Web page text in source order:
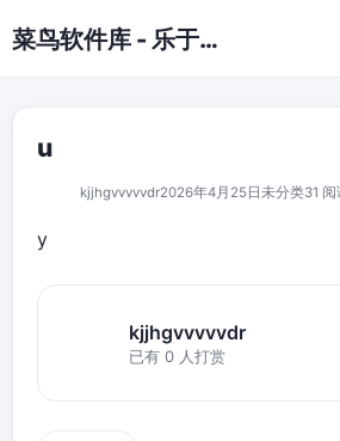
菜鸟软件库 - 乐于分享免费资源平台
u
kjjhgvvvvvdr2026年4月25日 未分类31 阅
y
kjjhgvvvvvdr
已有 0 人打赏